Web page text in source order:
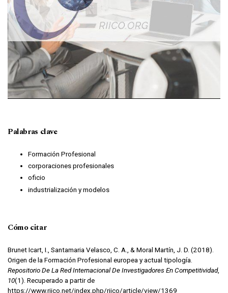
Palabras clave
Formación Profesional
corporaciones profesionales
oficio
industrialización y modelos
Cómo citar
Brunet Icart, I., Santamaria Velasco, C. A., & Moral Martín, J. D. (2018).
Origen de la Formación Profesional europea y actual tipología.
Repositorio De La Red Internacional De Investigadores En Competitividad,
10(1). Recuperado a partir de
https://www.riico.net/index.php/riico/article/view/1369